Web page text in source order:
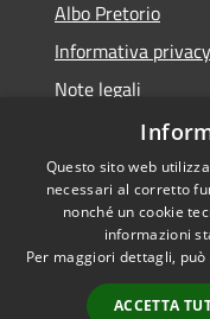
Albo Pretorio
Informativa privacy
Note legali
Dichiarazione di
RSS
Accessibilità
Questo sito web
necessari al corretto
nonché un cookie
informazioni
Per maggiori dettagli,
ACCETTA